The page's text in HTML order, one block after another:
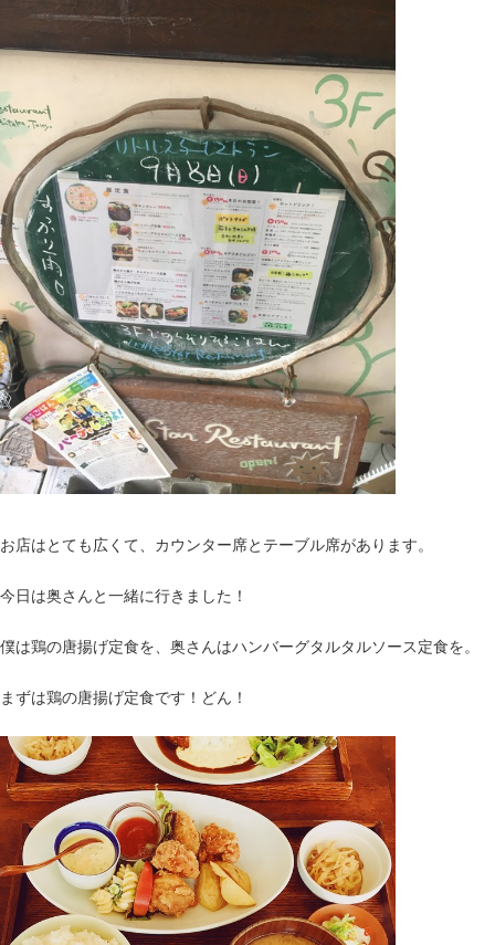
お店はとても広くて、カウンター席とテーブル席があります。
今日は奥さんと一緒に行きました！
僕は鶏の唐揚げ定食を、奥さんはハンバーグタルタルソース定食を。
まずは鶏の唐揚げ定食です！どん！